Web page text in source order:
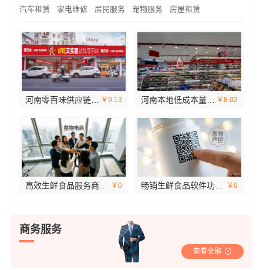
汽车租赁
家电维修 居民服务 宠物服务 房屋租赁
河南零百味供应链有限公司社区线下实体硬折扣零食铺全域盈利 ￥9.13
高效生鲜食品服务商价格——湖北省惠物电子商务有限公司 ￥0
河南本地低成本量贩零食全域盈利，河南零百味供应链有限公司加盟 ￥8.02
畅销生鲜食品软件功能看湖北省惠物电子商务有限公司 ￥0
商务服务
查看全部